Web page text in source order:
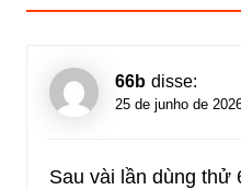
66b disse:
25 de junho de
Sau vài lần dùng thử